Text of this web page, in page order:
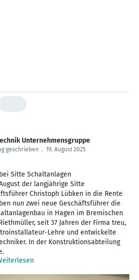
Unternehmensgruppe
geschrieben . 19. August 2025
Sitte Schaltanlagen
der langjährige Sitte
Christoph Lübken in die Rente
nun zwei neue Geschäftsführer die
in Hagen im Bremischen
seit 37 Jahren der Firma treu,
Lehre und entwickelte
In der Konstruktionsabteilung